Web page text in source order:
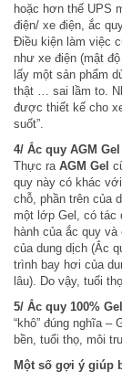
hoặc hơn thế UPS
điện/ xe điện, ắc
Điều kiện làm việc
như xe điện (mật
lấy một sản phẩm
thật … sai lầm to.
được thiết kế cho
suốt”.
4/ Ắc quy AGM
Thực ra AGM Gel
quy này có khác
chỗ, phần trên của
một lớp Gel, có tác
hành của ắc quy
của dung dịch (Ắc
trình bay hơi của
lâu). Do vậy, tuổi
5/ Ắc quy 100% Gel
“khô” đúng nghĩa
bền, tuổi thọ, môi
Một số gợi ý giúp